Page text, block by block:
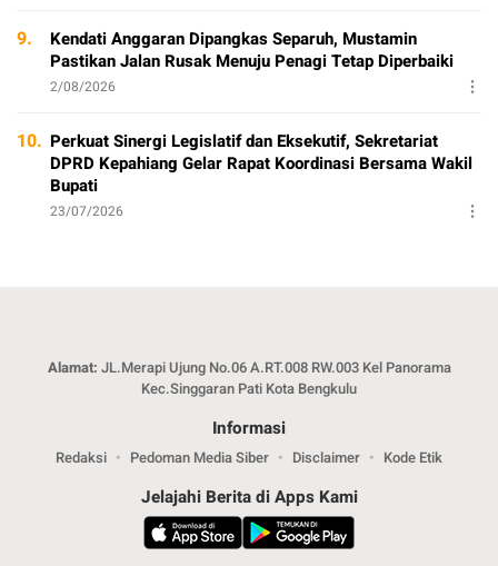
9.
Kendati Anggaran Dipangkas Separuh, Mustamin
Pastikan Jalan Rusak Menuju Penagi Tetap Diperbaiki
2/08/2026
10. Perkuat Sinergi Legislatif dan Eksekutif, Sekretariat
DPRD Kepahiang Gelar Rapat Koordinasi Bersama Wakil
Bupati
23/07/2026
Alamat: JL.Merapi Ujung No.06 A.RT.008 RW.003 Kel Panorama
Kec.Singgaran Pati Kota Bengkulu
Informasi
Redaksi Pedoman Media Siber Disclaimer Kode Etik
Jelajahi Berita di Apps Kami